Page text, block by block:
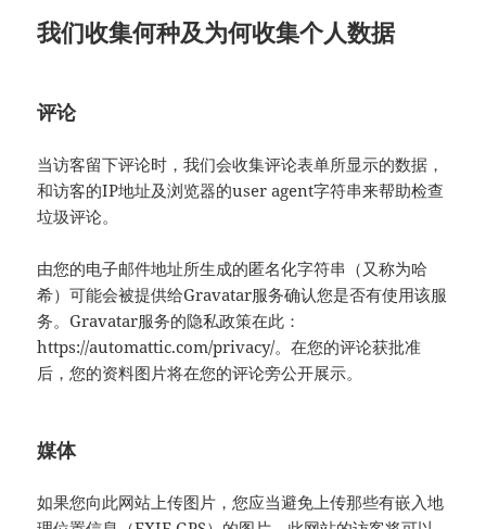
我们收集何种及为何收集个人数据
评论
当访客留下评论时，我们会收集评论表单所显示的数据，
和访客的IP地址及浏览器的user agent字符串来帮助检查
垃圾评论。
由您的电子邮件地址所生成的匿名化字符串（又称为哈
希）可能会被提供给Gravatar服务确认您是否有使用该服
务。Gravatar服务的隐私政策在此：
https://automattic.com/privacy/。在您的评论获批准
后，您的资料图片将在您的评论旁公开展示。
媒体
如果您向此网站上传图片，您应当避免上传那些有嵌入地